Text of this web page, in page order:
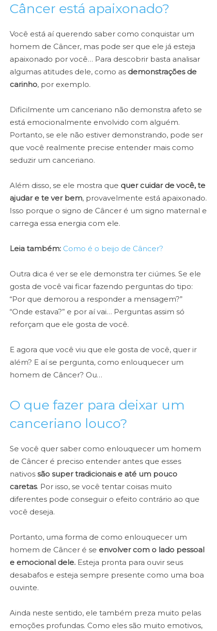
Câncer está apaixonado?
Você está aí querendo saber como conquistar um
homem de Câncer, mas pode ser que ele já esteja
apaixonado por você… Para descobrir basta analisar
algumas atitudes dele, como as demonstrações de
carinho, por exemplo.
Dificilmente um canceriano não demonstra afeto se
está emocionalmente envolvido com alguém.
Portanto, se ele não estiver demonstrando, pode ser
que você realmente precise entender mais como
seduzir um canceriano.
Além disso, se ele mostra que quer cuidar de você, te
ajudar e te ver bem, provavelmente está apaixonado.
Isso porque o signo de Câncer é um signo maternal e
carrega essa energia com ele.
Leia também: Como é o beijo de Câncer?
Outra dica é ver se ele demonstra ter ciúmes. Se ele
gosta de você vai ficar fazendo perguntas do tipo:
“Por que demorou a responder a mensagem?”
“Onde estava?” e por aí vai… Perguntas assim só
reforçam que ele gosta de você.
E agora que você viu que ele gosta de você, quer ir
além? E aí se pergunta, como enlouquecer um
homem de Câncer? Ou…
O que fazer para deixar um
canceriano louco?
Se você quer saber como enlouquecer um homem
de Câncer é preciso entender antes que esses
nativos são super tradicionais e até um pouco
caretas. Por isso, se você tentar coisas muito
diferentes pode conseguir o efeito contrário ao que
você deseja.
Portanto, uma forma de como enlouquecer um
homem de Câncer é se envolver com o lado pessoal
e emocional dele. Esteja pronta para ouvir seus
desabafos e esteja sempre presente como uma boa
ouvinte.
Ainda neste sentido, ele também preza muito pelas
emoções profundas. Como eles são muito emotivos,